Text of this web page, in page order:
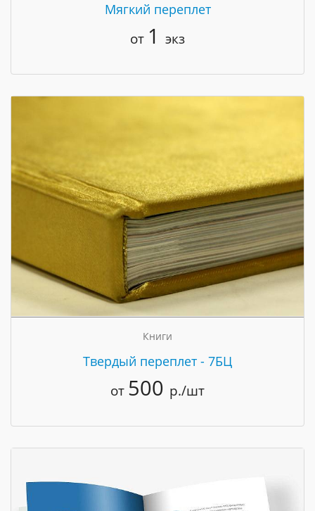
Мягкий переплет
от 1 экз
Книги
Твердый переплет - 7БЦ
от 500 р./шт